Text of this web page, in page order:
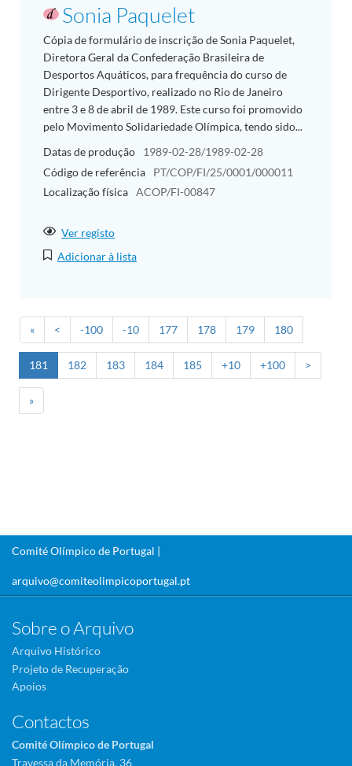
Sonia Paquelet
Cópia de formulário de inscrição de Sonia Paquelet,
Diretora Geral da Confederação Brasileira de
Desportos Aquáticos, para frequência do curso de
Dirigente Desportivo, realizado no Rio de Janeiro
entre 3 e 8 de abril de 1989. Este curso foi promovido
pelo Movimento Solidariedade Olímpica, tendo sido...
Datas de produção
1989-02-28/1989-02-28
Código de referência
PT/COP/FI/25/0001/000011
Localização física ACOP/FI-00847
Ver registo
Adicionar à lista
« < -100 -10 177 178 179 180
181 182 183 184 185 +10 +100 >
»
Comité Olímpico de Portugal |
arquivo@comiteolimpicoportugal.pt
Sobre o Arquivo
Arquivo Histórico
Projeto de Recuperação
Apoios
Contactos
Comité Olímpico de Portugal
Travessa da Memória, 36